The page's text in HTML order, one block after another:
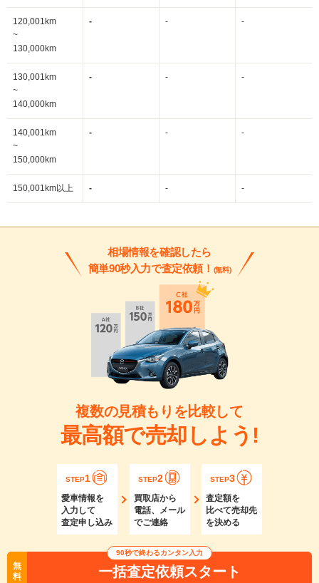
120,001km
~
130,000km
- - -
130,001km
~
140,000km
- - -
140,001km
~
150,000km
- - -
150,001km以上 - - -
相場情報を確認したら
簡単90秒入力で査定依頼！ (無料)
複数の見積もりを比較して
最高額で売却しよう!
STEP1
愛車情報を
入力して
査定申し込み
STEP2
買取店から
電話、メール
でご連絡
STEP3
査定額を
比べて売却先
を決める
無
料
90秒で終わるカンタン入力
一括査定依頼スタート